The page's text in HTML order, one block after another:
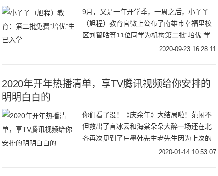
9月，又是一年开学季，一周之后，小丫丫
（旭程）教育官微上公布了南雄市幸福里校
区刘智晧等11位同学为机构第二批“培优”学
生，将免费享受一年的课程全面提升以及对
2020-09-23 16:28:11
2020年开年热播清单，享TV腾讯视频给你安排的
明明白白的
你们看了没！《庆余年》大结局啦！范闲不
但救出了言冰云和海棠朵朵大醉一场还在北
齐再次见到了庄墨韩先生老先生因为上次的
陷害耿耿于怀正在为范闲的诗集作释而上杉
2020-01-14 10:53:07